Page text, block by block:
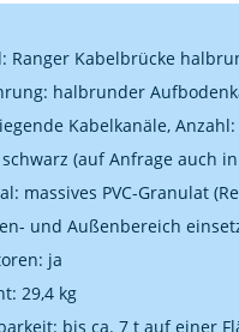
Ranger Kabelbrücke
halbrunder
Kabelkanäle, Anzahl:
schwarz (auf Anfrage auch
massives PVC-Granulat
und Außenbereich
ja
29,4 kg
bis ca. 7 t auf einer